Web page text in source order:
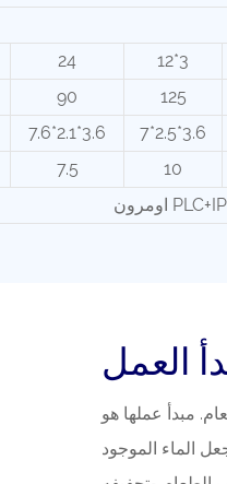
24 12*3
90 125
7.6*2.1*3.6 7*2.5*3.6
7.5 10
العمل
مبدأ عملها هو
الماء الموجود